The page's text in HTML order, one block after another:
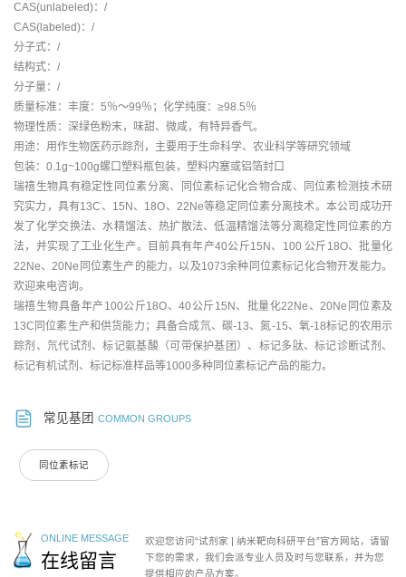
CAS(unlabeled)：/
CAS(labeled)：/
分子式：/
结构式：/
分子量：/
质量标准：丰度：5％～99％；化学纯度：≥98.5％
物理性质：深绿色粉末，味甜、微咸，有特异香气。
用途：用作生物医药示踪剂，主要用于生命科学、农业科学等研究领域
包装：0.1g~100g螺口塑料瓶包装，塑料内塞或铝箔封口
瑞禧生物具有稳定性同位素分离、同位素标记化合物合成、同位素检测技术研
究实力，具有13C、15N、18O、22Ne等稳定同位素分离技术。本公司成功开
发了化学交换法、水精馏法、热扩散法、低温精馏法等分离稳定性同位素的方
法，并实现了工业化生产。目前具有年产40公斤15N、100 公斤18O、批量化
22Ne、20Ne同位素生产的能力，以及1073余种同位素标记化合物开发能力。
欢迎来电咨询。
瑞禧生物具备年产100公斤18O、40公斤15N、批量化22Ne、20Ne同位素及
13C同位素生产和供货能力；具备合成氘、碳-13、氮-15、氧-18标记的农用示
踪剂、氘代试剂、标记氨基酸（可带保护基团）、标记多肽、标记诊断试剂、
标记有机试剂、标记标准样品等1000多种同位素标记产品的能力。
常见基团 COMMON GROUPS
同位素标记
ONLINE MESSAGE
在线留言
欢迎您访问“试剂家 | 纳米靶向科研平台”官方网站，请留
下您的需求，我们会派专业人员及时与您联系，并为您
提供相应的产品方案。